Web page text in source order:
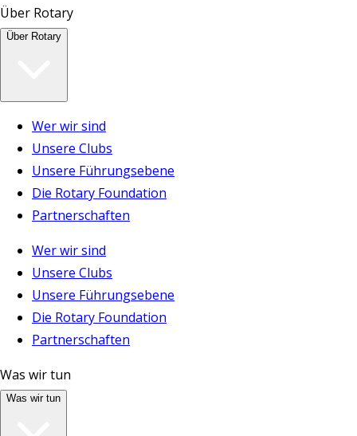
Über Rotary
Über Rotary
Wer wir sind
Unsere Clubs
Unsere Führungsebene
Die Rotary Foundation
Partnerschaften
Wer wir sind
Unsere Clubs
Unsere Führungsebene
Die Rotary Foundation
Partnerschaften
Was wir tun
Was wir tun